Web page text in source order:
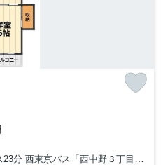
東京バス「西中野３丁目」 停歩6分